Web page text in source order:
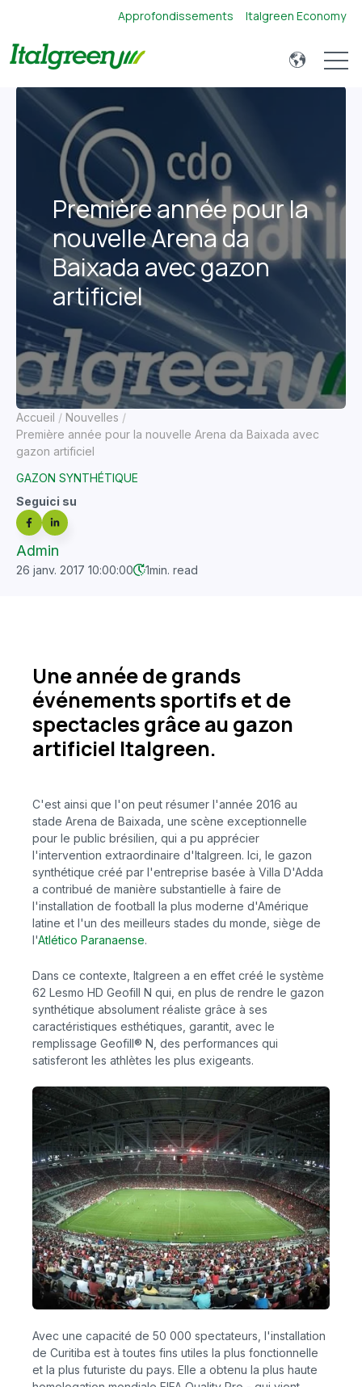
Approfondissements Italgreen Economy
Open
Accueil
Nouvelles
Première année pour la nouvelle Arena da Baixada avec
gazon artificiel
GAZON SYNTHÉTIQUE
Seguici su
Admin
26 janv. 2017 10:00:00 1min. read
Première année pour la
nouvelle Arena da
Baixada avec gazon
artificiel
Une année de grands
événements sportifs et de
spectacles grâce au gazon
artificiel Italgreen.
C'est ainsi que l'on peut résumer l'année 2016 au
stade Arena de Baixada, une scène exceptionnelle
pour le public brésilien, qui a pu apprécier
l'intervention extraordinaire d'Italgreen. Ici, le gazon
synthétique créé par l'entreprise basée à Villa D'Adda
a contribué de manière substantielle à faire de
l'installation de football la plus moderne d'Amérique
latine et l'un des meilleurs stades du monde, siège de
l'Atlético Paranaense.
Dans ce contexte, Italgreen a en effet créé le système
62 Lesmo HD Geofill N qui, en plus de rendre le gazon
synthétique absolument réaliste grâce à ses
caractéristiques esthétiques, garantit, avec le
remplissage Geofill® N, des performances qui
satisferont les athlètes les plus exigeants.
Avec une capacité de 50 000 spectateurs, l'installation
de Curitiba est à toutes fins utiles la plus fonctionnelle
et la plus futuriste du pays. Elle a obtenu la plus haute